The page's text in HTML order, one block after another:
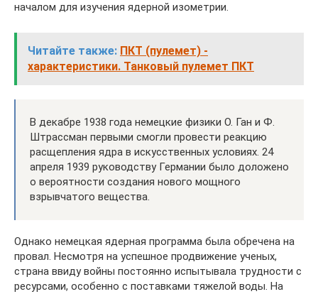
началом для изучения ядерной изометрии.
Читайте также: ПКТ (пулемет) -
характеристики. Танковый пулемет ПКТ
В декабре 1938 года немецкие физики О. Ган и Ф.
Штрассман первыми смогли провести реакцию
расщепления ядра в искусственных условиях. 24
апреля 1939 руководству Германии было доложено
о вероятности создания нового мощного
взрывчатого вещества.
Однако немецкая ядерная программа была обречена на
провал. Несмотря на успешное продвижение ученых,
страна ввиду войны постоянно испытывала трудности с
ресурсами, особенно с поставками тяжелой воды. На